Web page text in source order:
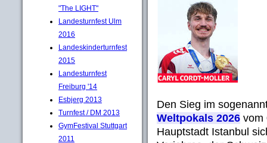
"The LIGHT"
Landesturnfest Ulm
2016
Landeskinderturnfest
2015
Landesturnfest
Freiburg '14
Esbjerg 2013
Turnfest / DM 2013
GymFestival Stuttgart
2011
Den Sieg im
Weltpokals 2026 vom
Hauptstadt Istanbul